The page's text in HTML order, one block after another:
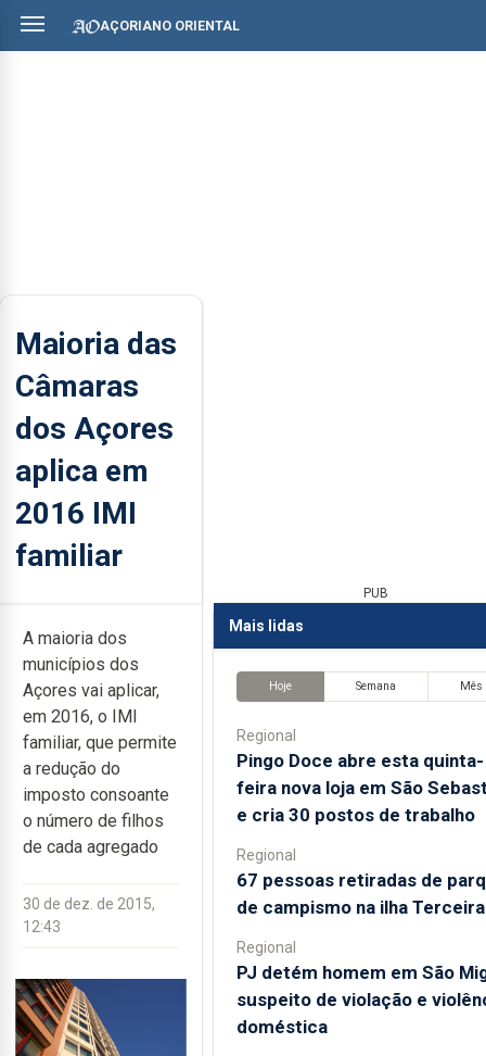
AÇORIANO ORIENTAL
Maioria das
Câmaras
dos Açores
aplica em
2016 IMI
familiar
A maioria dos
municípios dos
Açores vai aplicar,
em 2016, o IMI
familiar, que permite
a redução do
imposto consoante
o número de filhos
de cada agregado
30 de dez. de 2015,
12:43
PUB
Mais lidas
Hoje Semana Mês
Regional
Pingo Doce abre esta quinta-
feira nova loja em São
e cria 30 postos de trabalho
Regional
67 pessoas retiradas de
de campismo na ilha Terceira
Regional
PJ detém homem em São
suspeito de violação e
doméstica